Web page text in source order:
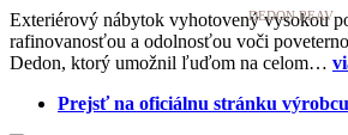
DEDON REAV
Exteriérový nábytok vyhotovený vysokou
rafinovanosťou a odolnosťou voči
Dedon, ktorý umožnil ľuďom na celom…
Prejsť na oficiálnu stránku